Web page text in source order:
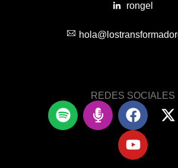
rongel
REDES SOCIALES